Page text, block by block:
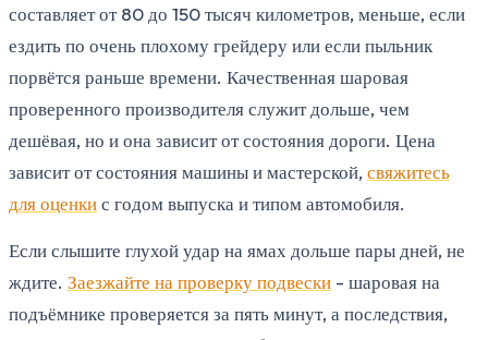
составляет от 80 до 150 тысяч километров, меньше, если
ездить по очень плохому грейдеру или если пыльник
порвётся раньше времени. Качественная шаровая
проверенного производителя служит дольше, чем
дешёвая, но и она зависит от состояния дороги. Цена
зависит от состояния машины и мастерской, свяжитесь
для оценкис годом выпуска и типом автомобиля.
Если слышите глухой удар на ямах дольше пары дней, не
ждите. Заезжайте на проверку подвески - шаровая на
подъёмнике проверяется за пять минут, а последствия,